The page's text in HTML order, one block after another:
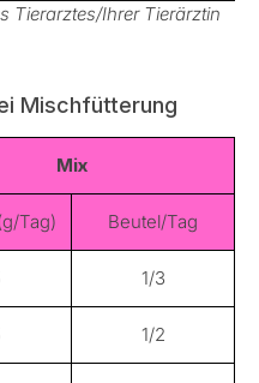
Tierarztes/Ihrer Tierärztin
Mischfütterung
Mix
Tag) Beutel/Tag
1/3
1/2